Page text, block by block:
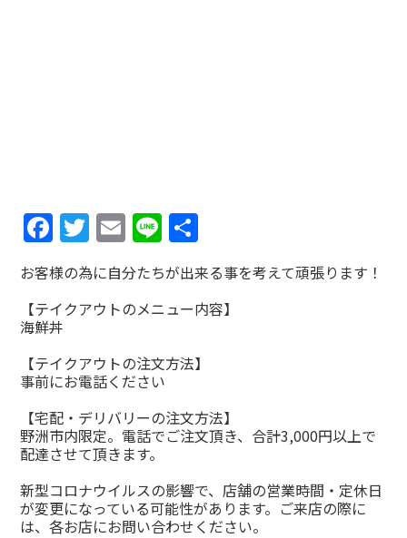
Facebook
Twitter
Email
Line
有
お客様の為に自分たちが出来る事を考えて頑張ります！
【テイクアウトのメニュー内容】
海鮮丼
【テイクアウトの注文方法】
事前にお電話ください
【宅配・デリバリーの注文方法】
野洲市内限定。電話でご注文頂き、合計3,000円以上で
配達させて頂きます。
新型コロナウイルスの影響で、店舗の営業時間・定休日
が変更になっている可能性があります。ご来店の際に
は、各お店にお問い合わせください。